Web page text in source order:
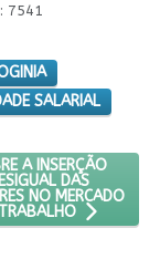
7541
SALARIAL
O TRABALHO
ARTIGO: SOBRE
A INSERÇÃO
DAS
NO MERCADO